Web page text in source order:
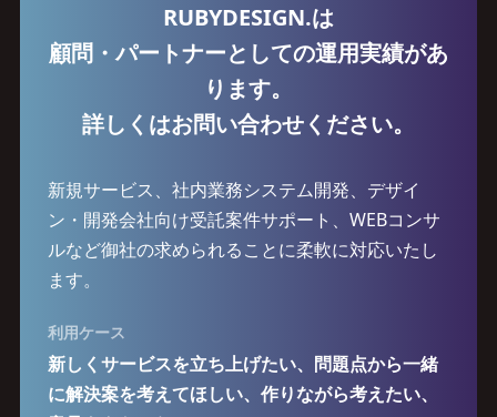
RUBYDESIGN.は
顧問・パートナーとしての運用実績があ
ります。
詳しくはお問い合わせください。
新規サービス、社内業務システム開発、デザイ
ン・開発会社向け受託案件サポート、WEBコンサ
ルなど御社の求められることに柔軟に対応いたし
ます。
利用ケース
新しくサービスを立ち上げたい、問題点から一緒
に解決案を考えてほしい、作りながら考えたい、